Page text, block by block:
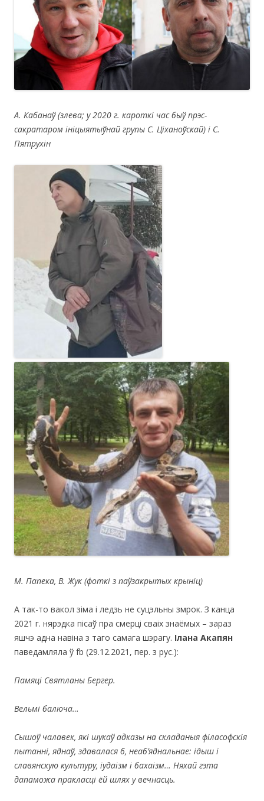
А. Кабанаў (злева; у 2020 г. кароткі час быў прэс-
сакратаром ініцыятыўнай групы С. Ціханоўскай) і С.
Пятрухін
М. Папека, В. Жук (фоткі з паўзакрытых крыніц)
А так-то вакол зіма і ледзь не суцэльны змрок. З канца
2021 г. нярэдка пісаў пра смерці сваіх знаёмых – зараз
яшчэ адна навіна з таго самага шэрагу. Ілана Акапян
паведамляла ў fb (29.12.2021, пер. з рус.):
Памяці Святланы Бергер.
Вельмі балюча…
Сышоў чалавек, які шукаў адказы на складаныя філасофскія
пытанні, яднаў, здавалася б, неаб’яднальнае: ідыш і
славянскую культуру, іудаізм і бахаізм… Няхай гэта
дапаможа пракласці ёй шлях у вечнасць.